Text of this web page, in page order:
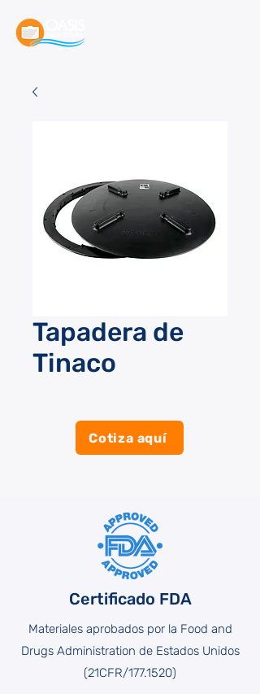
Tapadera de
Tinaco
Cotiza aquí
Certificado FDA
Materiales aprobados por la Food and
Drugs Administration de Estados Unidos
(21CFR/177.1520)